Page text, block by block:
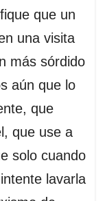
que un
una visita
más sórdido
aún que lo
que
que use a
solo cuando
lavarla